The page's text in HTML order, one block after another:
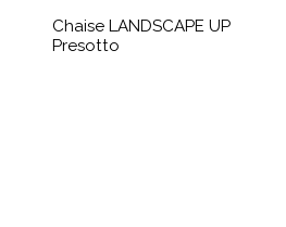
Chaise LANDSCAPE UP
Presotto